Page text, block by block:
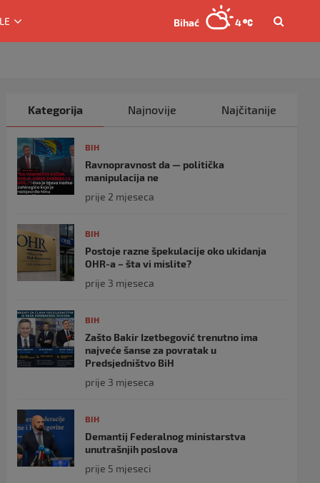
Bihać 4
Kategorija Najnovije Najčitanije
BIH
Ravnopravnost da — politička
manipulacija ne
prije 2 mjeseca
BIH
Postoje razne špekulacije oko ukidanja
OHR-a – šta vi mislite?
prije 3 mjeseca
BIH
Zašto Bakir Izetbegović trenutno ima
najveće šanse za povratak u
Predsjedništvo BiH
prije 3 mjeseca
BIH
Demantij Federalnog ministarstva
unutrašnjih poslova
prije 5 mjeseci